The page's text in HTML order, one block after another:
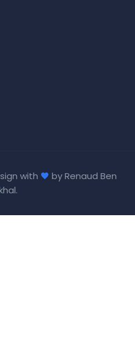
with byRenaud Ben
.